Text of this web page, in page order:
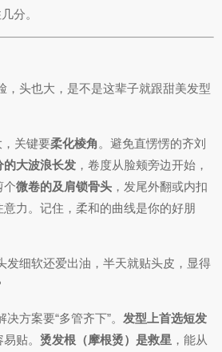
分。
，头也大，是不是这辈子就跟甜美发型
关键要柔化棱角 。避免直愣愣的齐刘
的大波浪长发 ，卷度从脸颊旁边开始，
个微卷的及肩锁骨头 ，发尾外翻或内扣
力。记住，柔和的曲线是你的好朋
发细软还爱出油，半天就贴头皮，显得
方案要“多管齐下”。 发型上首选短发
贴。 烫发根（摩根烫）是救星 ，能从